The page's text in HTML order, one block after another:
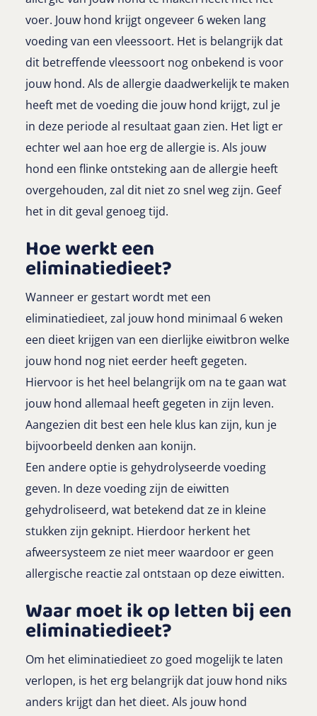
voer. Jouw hond krijgt ongeveer 6 weken lang
voeding van een vleessoort. Het is belangrijk dat
dit betreffende vleessoort nog onbekend is voor
jouw hond. Als de allergie daadwerkelijk te maken
heeft met de voeding die jouw hond krijgt, zul je
in deze periode al resultaat gaan zien. Het ligt er
echter wel aan hoe erg de allergie is. Als jouw
hond een flinke ontsteking aan de allergie heeft
overgehouden, zal dit niet zo snel weg zijn. Geef
het in dit geval genoeg tijd.
Hoe werkt een
eliminatiedieet?
Wanneer er gestart wordt met een
eliminatiedieet, zal jouw hond minimaal 6 weken
een dieet krijgen van een dierlijke eiwitbron welke
jouw hond nog niet eerder heeft gegeten.
Hiervoor is het heel belangrijk om na te gaan wat
jouw hond allemaal heeft gegeten in zijn leven.
Aangezien dit best een hele klus kan zijn, kun je
bijvoorbeeld denken aan konijn.
Een andere optie is gehydrolyseerde voeding
geven. In deze voeding zijn de eiwitten
gehydroliseerd, wat betekend dat ze in kleine
stukken zijn geknipt. Hierdoor herkent het
afweersysteem ze niet meer waardoor er geen
allergische reactie zal ontstaan op deze eiwitten.
Waar moet ik op letten bij een
eliminatiedieet?
Om het eliminatiedieet zo goed mogelijk te laten
verlopen, is het erg belangrijk dat jouw hond niks
anders krijgt dan het dieet. Als jouw hond